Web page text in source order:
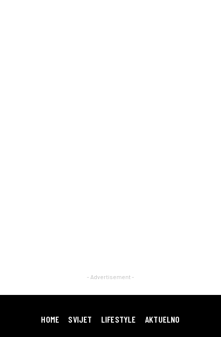
- Advertisement -
HOME SVIJET LIFESTYLE AKTUELNO